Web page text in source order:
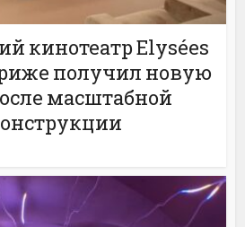
кинотеатр Elysées
получил новую
масштабной